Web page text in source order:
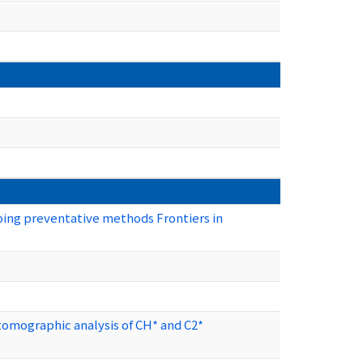
preventative methods Frontiers in
analysis of CH* and C2*